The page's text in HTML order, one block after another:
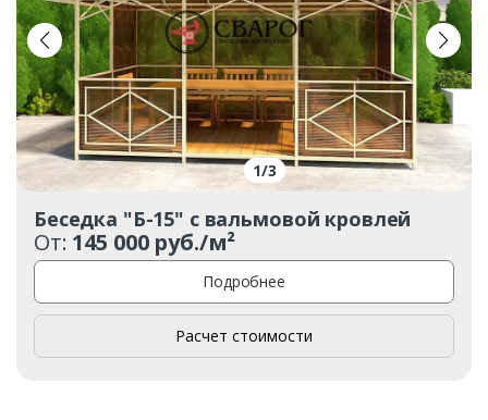
1/3
Беседка "Б-15" с вальмовой кровлей
От: 145 000 руб./м²
Подробнее
Расчет стоимости